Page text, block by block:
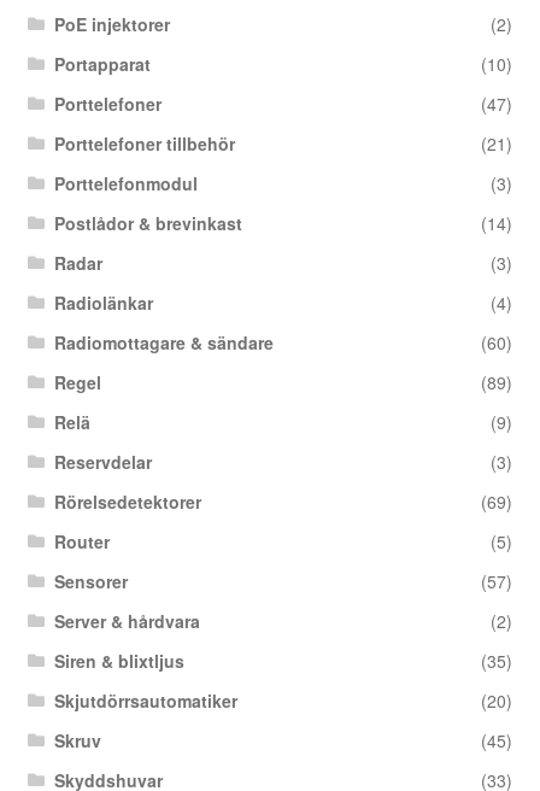
PoE injektorer
(2)
Portapparat
(10)
Porttelefoner
(47)
Porttelefoner tillbehör
(21)
Porttelefonmodul
(3)
Postlådor & brevinkast
(14)
Radar
(3)
Radiolänkar
(4)
Radiomottagare & sändare
(60)
Regel
(89)
Relä
(9)
Reservdelar
(3)
Rörelsedetektorer
(69)
Router
(5)
Sensorer
(57)
Server & hårdvara
(2)
Siren & blixtljus
(35)
Skjutdörrsautomatiker
(20)
Skruv
(45)
Skyddshuvar
(33)